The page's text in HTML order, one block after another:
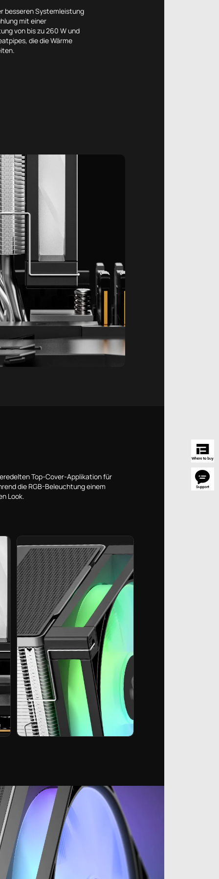
besseren Systemleistung
mit einer
von bis zu 260 W und
die die Wärme
Top-Cover-Applikation für
die RGB-Beleuchtung einem
Look.